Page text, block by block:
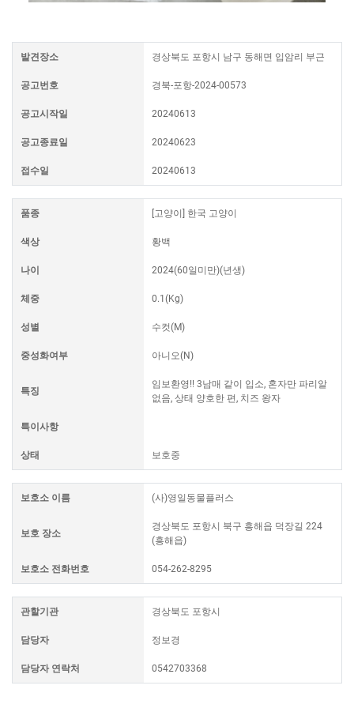
발견장소 경상북도 포항시 남구 동해면 입암리 부근
공고번호 경북-포항-2024-00573
공고시작일 20240613
공고종료일 20240623
접수일 20240613
품종 [고양이] 한국 고양이
색상 황백
나이 2024(60일미만)(년생)
체중 0.1(Kg)
성별 수컷(M)
중성화여부 아니오(N)
특징
임보환영!! 3남매 같이 입소, 혼자만 파리알
없음, 상태 양호한 편, 치즈 왕자
특이사항
상태 보호중
보호소 이름 (사)영일동물플러스
보호 장소
경상북도 포항시 북구 흥해읍 덕장길 224
(흥해읍)
보호소 전화번호 054-262-8295
관할기관 경상북도 포항시
담당자 정보경
담당자 연락처 0542703368